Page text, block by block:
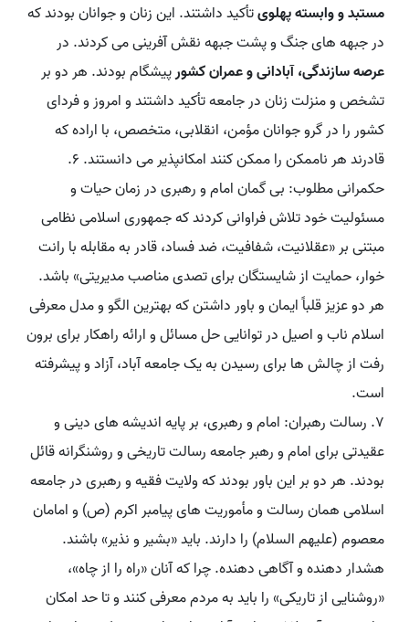
مستبد و وابسته پهلویتأکید داشتند. این زنان و جوانان بودند که
در جبهه های جنگ و پشت جبهه نقش آفرینی می کردند. در
عرصه سازندگی، آبادانی و عمران کشورپیشگام بودند. هر دو بر
تشخص و منزلت زنان در جامعه تأکید داشتند و امروز و فردای
کشور را در گرو جوانان مؤمن، انقلابی، متخصص، با اراده که
قادرند هر ناممکن را ممکن کنند امکانپذیر می دانستند. 6.
حکمرانی مطلوب: بی گمان امام و رهبری در زمان حیات و
مسئولیت خود تلاش فراوانی کردند که جمهوری اسلامی نظامی
مبتنی بر «عقلانیت، شفافیت، ضد فساد، قادر به مقابله با رانت
خوار، حمایت از شایستگان برای تصدی مناصب مدیریتی» باشد.
هر دو عزیز قلباً ایمان و باور داشتن که بهترین الگو و مدل معرفی
اسلام ناب و اصیل در توانایی حل مسائل و ارائه راهکار برای برون
رفت از چالش ها برای رسیدن به یک جامعه آباد، آزاد و پیشرفته
است.
7. رسالت رهبران: امام و رهبری، بر پایه اندیشه های دینی و
عقیدتی برای امام و رهبر جامعه رسالت تاریخی و روشنگرانه قائل
بودند. هر دو بر این باور بودند که ولایت فقیه و رهبری در جامعه
اسلامی همان رسالت و مأموریت های پیامبر اکرم (ص) و امامان
معصوم (علیهم السلام) را دارند. باید «بشیر و نذیر» باشند.
هشدار دهنده و آگاهی دهنده. چرا که آنان «راه را از چاه»،
«روشنایی از تاریکی» را باید به مردم معرفی کنند و تا حد امکان